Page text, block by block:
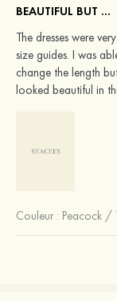
BEAUTIFUL BUT ...
The dresses were
size guides. I was
change the length
looked beautiful in
Couleur : Peacock /